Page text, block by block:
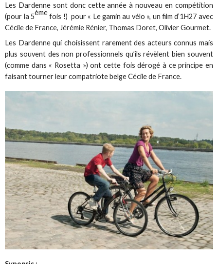
Les Dardenne sont donc cette année à nouveau en compétition
(pour la 5èmefois !) pour « Le gamin au vélo », un film d’1H27 avec
Cécile de France, Jérémie Rénier, Thomas Doret, Olivier Gourmet.
Les Dardenne qui choisissent rarement des acteurs connus mais
plus souvent des non professionnels qu’ils révèlent bien souvent
(comme dans « Rosetta ») ont cette fois dérogé à ce principe en
faisant tourner leur compatriote belge Cécile de France.